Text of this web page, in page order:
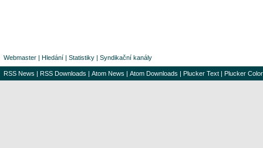
Webmaster | Hledání | Statistiky | Syndikační kanály
RSS News | RSS Downloads | Atom News | Atom Downloads | Plucker Text | Plucker Color